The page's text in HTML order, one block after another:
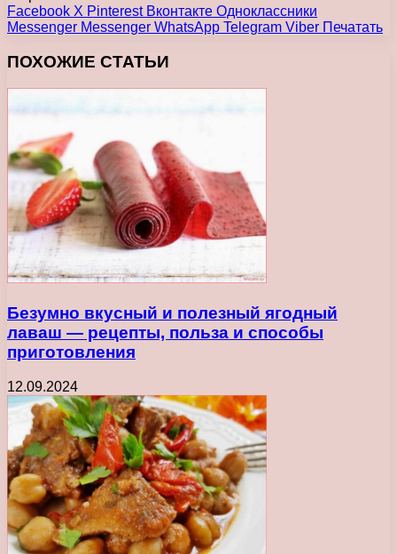
Facebook X Pinterest Вконтакте Одноклассники
Messenger Messenger WhatsApp Telegram Viber Печатать
ПОХОЖИЕ СТАТЬИ
Безумно вкусный и полезный ягодный
лаваш — рецепты, польза и способы
приготовления
12.09.2024